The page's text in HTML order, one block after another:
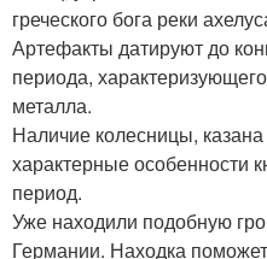
греческого бога реки
Артефакты датируют до
периода,
металла.
Наличие колесницы,
характерные особенности
период.
Уже находили подобную
Германии. Находка